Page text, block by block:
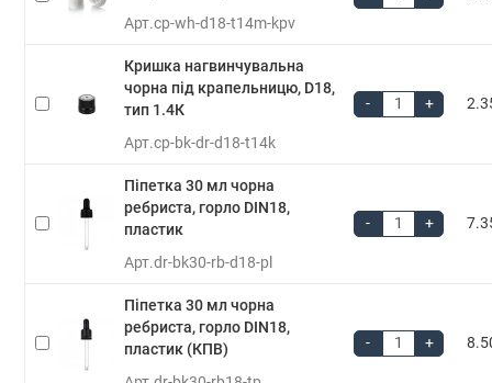
Арт.cp-wh-d18-t14m-kpv
Кришка нагвинчувальна
чорна під крапельницю, D18,
тип 1.4К
Арт.cp-bk-dr-d18-t14k
- +
Піпетка 30 мл чорна
ребриста, горло DIN18,
пластик
Арт.dr-bk30-rb-d18-pl
- +
Піпетка 30 мл чорна
ребриста, горло DIN18,
пластик (КПВ)
- +